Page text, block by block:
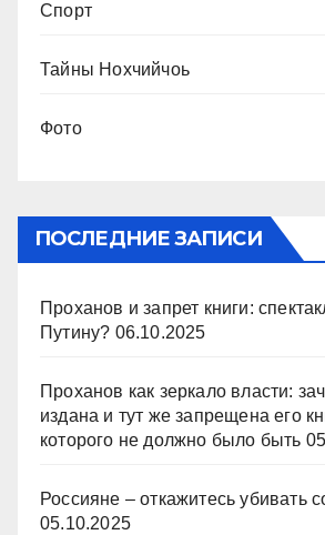
Спорт
Тайны Нохчийчоь
Фото
ПОСЛЕДНИЕ ЗАПИСИ
Проханов и запрет книги:
Путину? 06.10.2025
Проханов как зеркало власти:
издана и тут же запрещена его
которого не должно было быть
Россияне – откажитесь убивать
05.10.2025